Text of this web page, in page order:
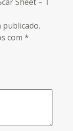
publicado.
com*